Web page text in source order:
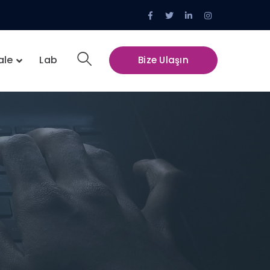
Facebook
Profile
Twitter
Profile
LinkedIn
Profile
Instagram
Profile
Bize Ulaşın
Lab